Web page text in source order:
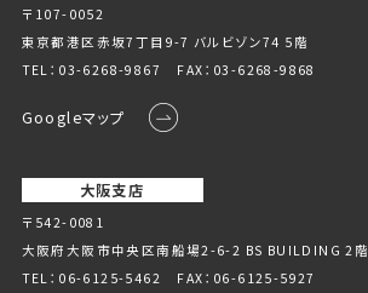
〒107-0052
東京都港区赤坂7丁目9-7 バルビゾン74 5階
TEL： 03-6268-9867 FAX：03-6268-9868
Googleマップ
大阪支店
〒542-0081
大阪府大阪市中央区南船場2-6-2 BS BUILDING 2階
TEL： 06-6125-5462 FAX：06-6125-5927